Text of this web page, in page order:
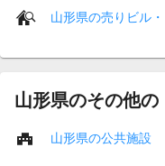
山形県の売りビル
山形県のその他
山形県の公共施設